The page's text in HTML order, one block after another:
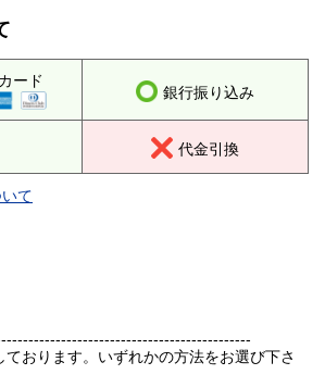
ード
銀行振り込み
代金引換
て
ております。いずれかの方法をお選び下さ